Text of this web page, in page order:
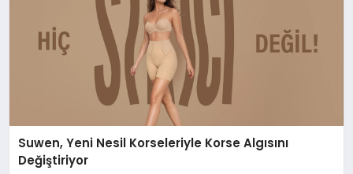
Suwen, Yeni Nesil Korseleriyle Korse Algısını
Değiştiriyor